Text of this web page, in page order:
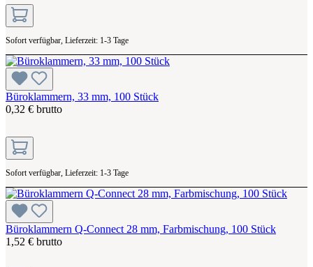
Sofort verfügbar, Lieferzeit: 1-3 Tage
Büroklammern, 33 mm, 100 Stück
0,32 € brutto
Sofort verfügbar, Lieferzeit: 1-3 Tage
Büroklammern Q-Connect 28 mm, Farbmischung, 100 Stück
1,52 € brutto